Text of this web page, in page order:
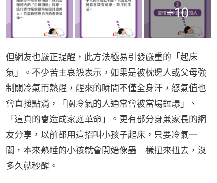
+10
但網友也嚴正提醒，此方法極易引發嚴重的「起床
氣」。不少苦主哀怨表示，如果是被枕邊人或父母強
制關冷氣而熱醒，醒來的瞬間不僅全身汗，怒氣值也
會直接點滿，「關冷氣的人通常會被當場錘爆」、
「這真的會造成家庭革命」。更有部分身兼家長的網
友分享，以前都用這招叫小孩子起床，只要冷氣一
關，本來熟睡的小孩就會開始像蟲一樣扭來扭去，沒
多久就秒醒。